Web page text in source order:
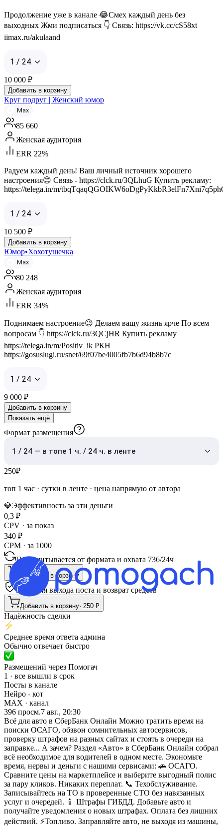
Продолжение уже в канале 😂Смех каждый день без
выходных Жми подписаться 👇 Связь: https://vk.cc/cS58xt
iimax.ru/akulaand
1 / 24
10 000 ₽
Добавить в корзину
Круг подруг | Женский юмор
Max
85 660
Женская аудитория
ERR 22%
Радуем каждый день! Ваш личный источник хорошего
настроения😊 Связь - https://clck.ru/3QLhuG Купить рекламу:
https://telega.in/m/
1 / 24
10 500 ₽
Добавить в корзину
Юмор•Хохотушечка
Max
80 248
Женская аудитория
ERR 34%
Поднимаем настроение😉 Делаем вашу жизнь ярче По всем
вопросам 👇 https://clck.ru/3QCjHR Купить рекламу
https://telega.in/m/Positiv_ik РКН
https://gosuslugi.ru/snet/69f07be4005fb7b6d94b8b7c
1 / 24
9 000 ₽
Добавить в корзину
Показать ещё
Формат размещения
1 / 24 — в топе 1 ч. / 24 ч. в ленте
250₽
топ 1 час · сутки в ленте · цена напрямую от автора
💎Эффективность за эти деньги
0,3 ₽
CPV · за показ
340 ₽
CPM · за 1000
Пересчитывается от формата и охвата 736/24ч
Добавить в корзину
Гарантия выхода поста и возврат средств
Добавить в корзину· 250 ₽
Надёжность сделки
Среднее время ответа админа
Обычно отвечает быстро
Размещений через Помогач
1 · все вышли в срок
Посты в канале
Нейро - кот
MAX · канал
396 просм.7 авг., 20:30
Всё для авто в СберБанк Онлайн Можно тратить время на
поиски ОСАГО, обзвон сомнительных автосервисов,
проверку штрафов на разных сайтах и стоять в очереди на
заправке... А зачем? Раздел «Авто» в СберБанк Онлайн собрал
всё необходимое для водителей в одном месте. Экономьте
время, нервы и деньги с нашими сервисами: 🚗 ОСАГО.
Сравните цены на маркетплейсе и выберите выгодный полис
за пару кликов. Никаких переплат. 📞 Техобслуживание.
Записывайтесь на ТО в проверенные СТО без навязанных
услуг и очередей. 📱 Штрафы ГИБДД. Добавьте авто и
получайте уведомления о новых штрафах. Оплата без лишних
действий. ⚡Топливо. Заправляйте авто, не выходя из машины,